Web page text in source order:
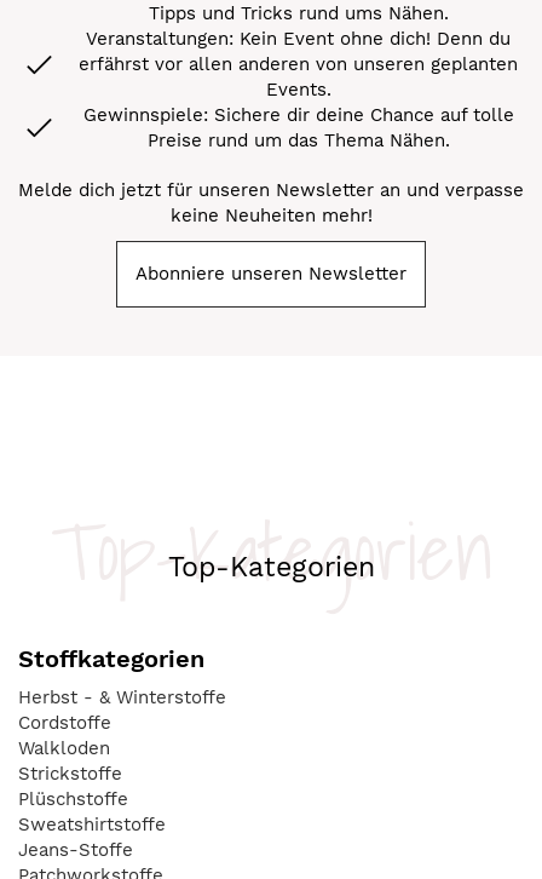
Tipps und Tricks rund ums Nähen.
Veranstaltungen: Kein Event ohne dich! Denn du
erfährst vor allen anderen von unseren geplanten
Events.
Gewinnspiele: Sichere dir deine Chance auf tolle
Preise rund um das Thema Nähen.
Melde dich jetzt für unseren Newsletter an und verpasse
keine Neuheiten mehr!
Abonniere unseren Newsletter
Top-Kategorien
Top-Kategorien
Stoffkategorien
Herbst - & Winterstoffe
Cordstoffe
Walkloden
Strickstoffe
Plüschstoffe
Sweatshirtstoffe
Jeans-Stoffe